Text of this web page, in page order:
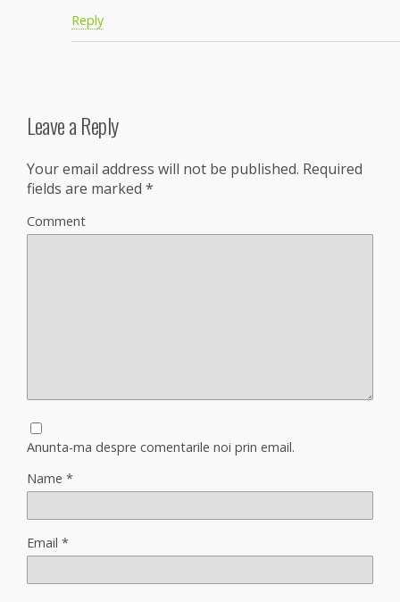
Reply
Leave a Reply
Your email address will not be published. Required
fields are marked *
Comment
Anunta-ma despre comentarile noi prin email.
Name *
Email *